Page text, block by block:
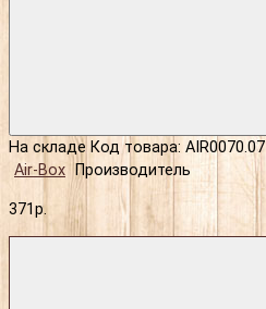
На складе Код товара: AIR0070.07
Air-Box
Производитель
371р.